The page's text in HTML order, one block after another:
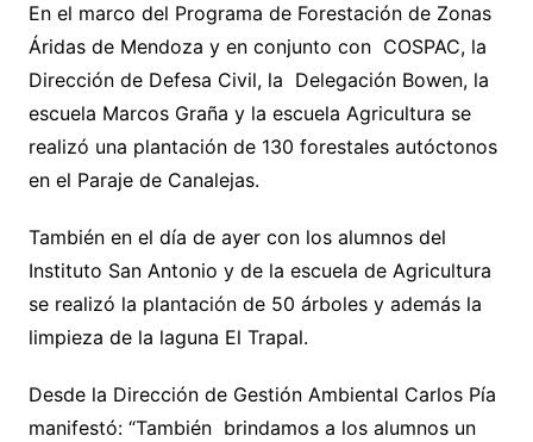
En el marco del Programa de Forestación de Zonas
Áridas de Mendoza y en conjunto con COSPAC, la
Dirección de Defesa Civil, la Delegación Bowen, la
escuela Marcos Graña y la escuela Agricultura se
realizó una plantación de 130 forestales autóctonos
en el Paraje de Canalejas.
También en el día de ayer con los alumnos del
Instituto San Antonio y de la escuela de Agricultura
se realizó la plantación de 50 árboles y además la
limpieza de la laguna El Trapal.
Desde la Dirección de Gestión Ambiental Carlos Pía
manifestó: “También brindamos a los alumnos un